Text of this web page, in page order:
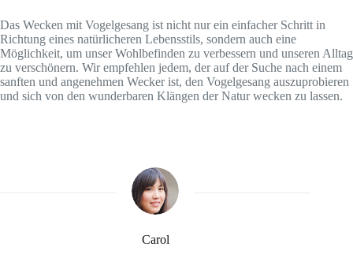
Das Wecken mit Vogelgesang ist nicht nur ein einfacher Schritt in
Richtung eines natürlicheren Lebensstils, sondern auch eine
Möglichkeit, um unser Wohlbefinden zu verbessern und unseren Alltag
zu verschönern. Wir empfehlen jedem, der auf der Suche nach einem
sanften und angenehmen Wecker ist, den Vogelgesang auszuprobieren
und sich von den wunderbaren Klängen der Natur wecken zu lassen.
Carol